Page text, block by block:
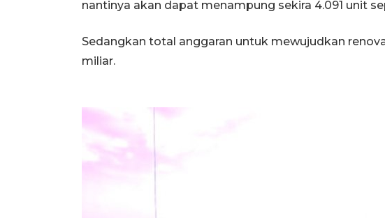
nantinya akan dapat menampung sekira 4.091 unit
Sedangkan total anggaran untuk mewujudkan
miliar.